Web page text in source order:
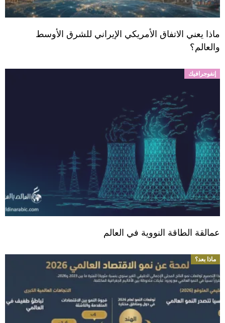
ماذا يعني الاتفاق الأمريكي الإيراني للشرق الأوسط
والعالم؟
إنفوجرافيك
عمالقة الطاقة النووية في العالم
ماذا بعد؟